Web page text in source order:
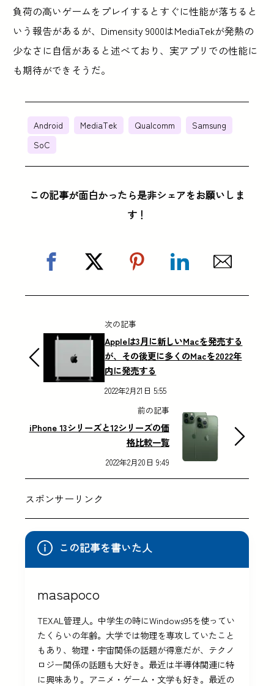
負荷の高いゲームをプレイするとすぐに性能が落ちると
いう報告があるが、Dimensity 9000はMediaTekが発熱の
少なさに自信があると述べており、実アプリでの性能に
も期待ができそうだ。
Android MediaTek Qualcomm
Samsung
SoC
この記事が面白かったら是非シェアをお願いしま
す！
次の記事
Appleは3月に新しいMacを発売する
が、その後更に多くのMacを2022年
内に発売する
2022年2月21日 5:55
前の記事
iPhone 13シリーズと12シリーズの価
格比較一覧
2022年2月20日 9:49
スポンサーリンク
この記事を書いた人
masapoco
TEXAL管理人。中学生の時にWindows95を使ってい
たくらいの年齢。大学では物理を専攻していたこと
もあり、物理・宇宙関係の話題が得意だが、テクノ
ロジー関係の話題も大好き。最近は半導体関連に特
に興味あり。アニメ・ゲーム・文学も好き。最近の